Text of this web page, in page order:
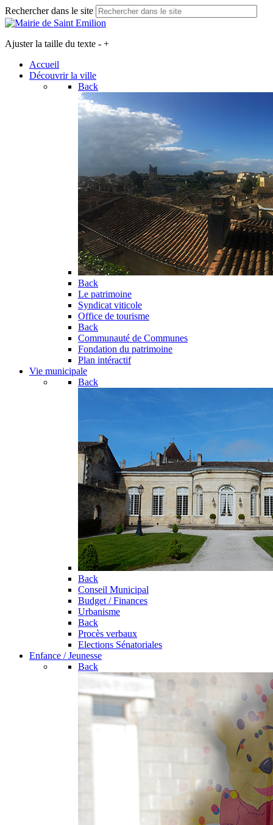
Rechercher dans le site
Ajuster la taille du texte - +
Accueil
Découvrir la ville
Back
Back
Le patrimoine
Syndicat viticole
Office de tourisme
Back
Communauté de Communes
Fondation du patrimoine
Plan intéractif
Vie municipale
Back
Back
Conseil Municipal
Budget / Finances
Urbanisme
Back
Procès verbaux
Elections Sénatoriales
Enfance / Jeunesse
Back